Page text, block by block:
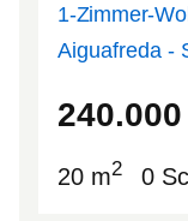
1-Zimmer-
Aiguafreda -
240.000
20 m2 0